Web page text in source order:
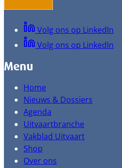
Volg ons op LinkedIn
Volg ons op LinkedIn
Menu
Home
Nieuws & Dossiers
Agenda
Uitvaartbranche
Vakblad Uitvaart
Shop
Over ons